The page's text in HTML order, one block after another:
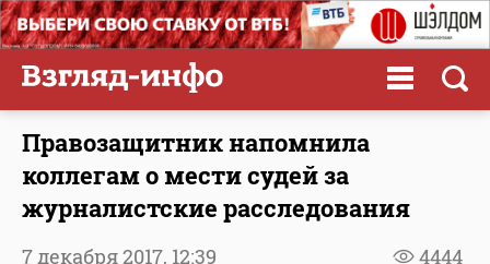
Правозащитник напомнила
коллегам о мести судей за
журналистские расследования
4444
7 декабря 2017, 12:39